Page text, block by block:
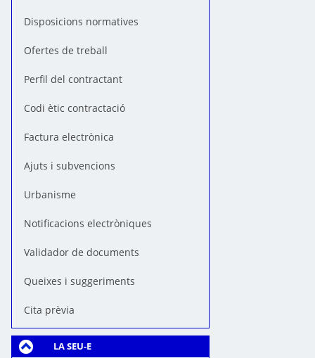
Disposicions normatives
Ofertes de treball
Perfil del contractant
Codi ètic contractació
Factura electrònica
Ajuts i subvencions
Urbanisme
Notificacions electròniques
Validador de documents
Queixes i suggeriments
Cita prèvia
LA SEU-E